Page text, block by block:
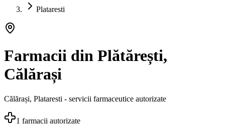
Plataresti
Farmacii din Plătărești,
Călărași
Călărași, Plataresti - servicii farmaceutice autorizate
1 farmacii autorizate